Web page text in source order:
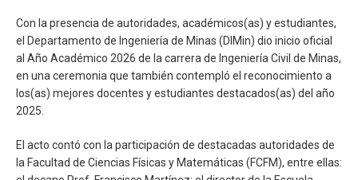
FUNCIONARIOS EGRESADOS
Con la presencia de autoridades, académicos(as) y estudiantes,
el Departamento de Ingeniería de Minas (DIMin) dio inicio oficial
al Año Académico 2026 de la carrera de Ingeniería Civil de Minas,
en una ceremonia que también contempló el reconocimiento a
los(as) mejores docentes y estudiantes destacados(as) del año
2025.
El acto contó con la participación de destacadas autoridades de
la Facultad de Ciencias Físicas y Matemáticas (FCFM), entre ellas: